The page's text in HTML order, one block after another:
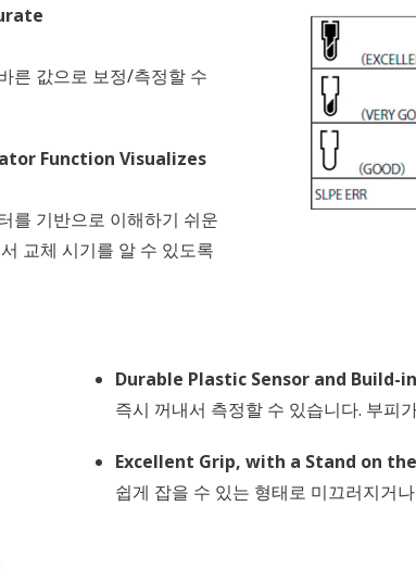
른 값으로 보정/측정할 수
Function Visualizes
를 기반으로 이해하기 쉬운
교체 시기를 알 수 있도록
Durable Plastic Sensor and Build-
즉시 꺼내서 측정할 수 있습니다. 부피
Excellent Grip, with a Stand on
쉽게 잡을 수 있는 형태로 미끄러지거